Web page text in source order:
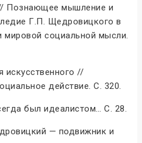
Познающее мышление и
Г.П. Щедровицкого в
мировой социальной мысли.
искусственного //
действие. C. 320.
был идеалистом… С. 28.
— подвижник и